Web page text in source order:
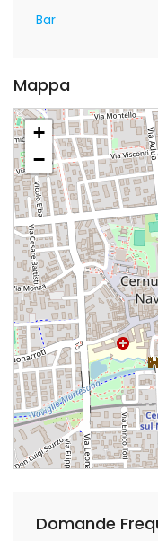
Bar
Mappa
+
−
Domande